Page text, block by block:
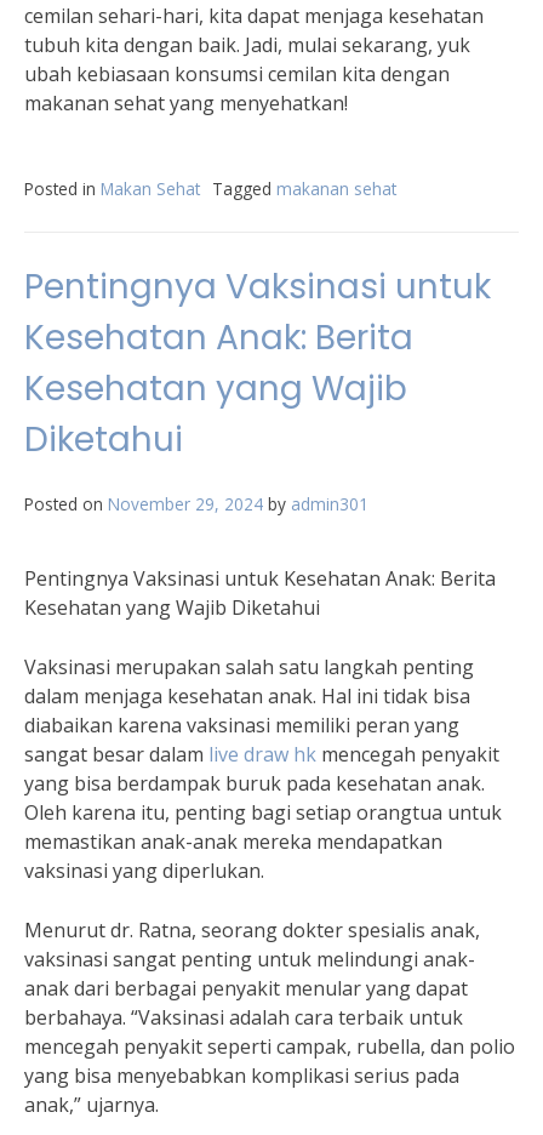
cemilan sehari-hari, kita dapat menjaga kesehatan
tubuh kita dengan baik. Jadi, mulai sekarang, yuk
ubah kebiasaan konsumsi cemilan kita dengan
makanan sehat yang menyehatkan!
Posted in Makan Sehat Tagged makanan sehat
Pentingnya Vaksinasi untuk
Kesehatan Anak: Berita
Kesehatan yang Wajib
Diketahui
Posted on November 29, 2024 by admin301
Pentingnya Vaksinasi untuk Kesehatan Anak: Berita
Kesehatan yang Wajib Diketahui
Vaksinasi merupakan salah satu langkah penting
dalam menjaga kesehatan anak. Hal ini tidak bisa
diabaikan karena vaksinasi memiliki peran yang
sangat besar dalam live draw hk mencegah penyakit
yang bisa berdampak buruk pada kesehatan anak.
Oleh karena itu, penting bagi setiap orangtua untuk
memastikan anak-anak mereka mendapatkan
vaksinasi yang diperlukan.
Menurut dr. Ratna, seorang dokter spesialis anak,
vaksinasi sangat penting untuk melindungi anak-
anak dari berbagai penyakit menular yang dapat
berbahaya. “Vaksinasi adalah cara terbaik untuk
mencegah penyakit seperti campak, rubella, dan polio
yang bisa menyebabkan komplikasi serius pada
anak,” ujarnya.